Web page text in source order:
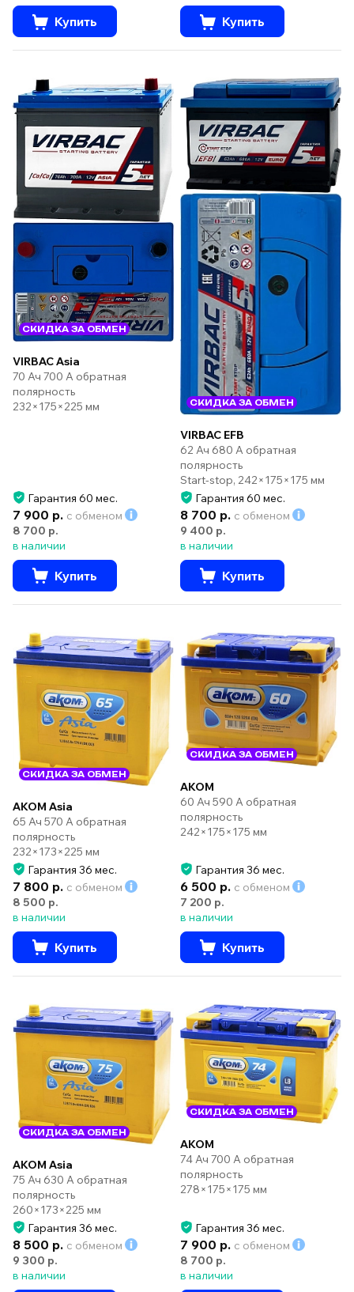
Купить Купить
СКИДКА ЗА ОБМЕН
VIRBAC Asia
70 Ач 700 А обратная
полярность
232×175×225 мм
Гарантия 60 мес.
7 900 р. с обменом
8 700 р.
в наличии
Купить
СКИДКА ЗА ОБМЕН
VIRBAC EFB
62 Ач 680 А обратная
полярность
Start-stop, 242×175×175 мм
Гарантия 60 мес.
8 700 р. с обменом
9 400 р.
в наличии
Купить
СКИДКА ЗА ОБМЕН
AKOM Asia
65 Ач 570 А обратная
полярность
232×173×225 мм
Гарантия 36 мес.
7 800 р. с обменом
8 500 р.
в наличии
Купить
СКИДКА ЗА ОБМЕН
AKOM
60 Ач 590 А обратная
полярность
242×175×175 мм
Гарантия 36 мес.
6 500 р. с обменом
7 200 р.
в наличии
Купить
СКИДКА ЗА ОБМЕН
AKOM Asia
75 Ач 630 А обратная
полярность
260×173×225 мм
Гарантия 36 мес.
8 500 р. с обменом
9 300 р.
в наличии
СКИДКА ЗА ОБМЕН
AKOM
74 Ач 700 А обратная
полярность
278×175×175 мм
Гарантия 36 мес.
7 900 р. с обменом
8 700 р.
в наличии